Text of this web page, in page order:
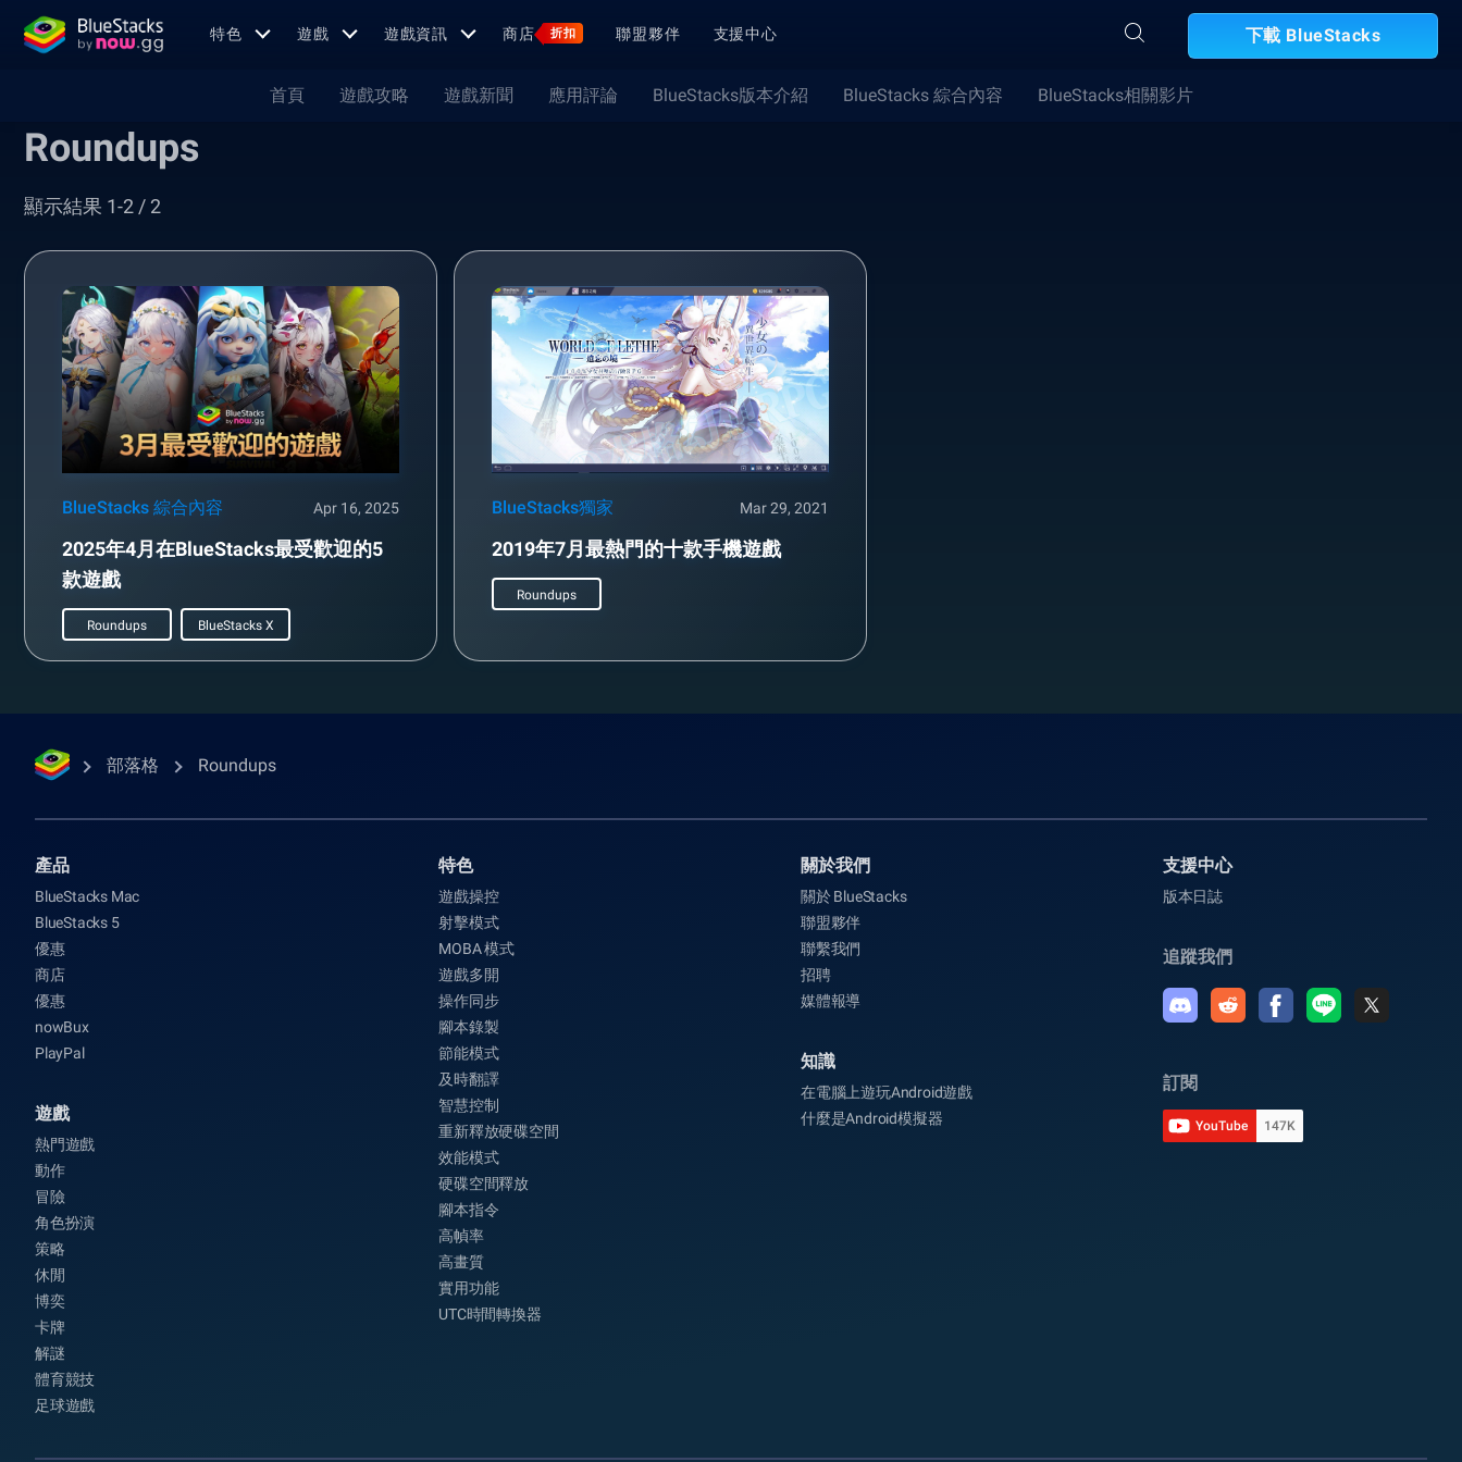
特色 遊戲 遊戲資訊 商店 折扣 聯盟夥伴 支援中心 下載 BlueStacks
首頁 遊戲攻略 遊戲新聞 應用評論 BlueStacks版本介紹 BlueStacks 綜合內容 BlueStacks相關影片
Roundups
顯示結果 1-2 / 2
BlueStacks 綜合內容 Apr 16, 2025
2025年4月在BlueStacks最受歡迎的5
款遊戲
Roundups BlueStacks X
BlueStacks獨家 Mar 29, 2021
2019年7月最熱門的十款手機遊戲
Roundups
部落格 Roundups
產品
BlueStacks Mac
BlueStacks 5
優惠
商店
優惠
nowBux
PlayPal
遊戲
熱門遊戲
動作
冒險
角色扮演
策略
休閒
博奕
卡牌
解謎
體育競技
足球遊戲
特色
遊戲操控
射擊模式
MOBA 模式
遊戲多開
操作同步
腳本錄製
節能模式
及時翻譯
智慧控制
重新釋放硬碟空間
效能模式
硬碟空間釋放
腳本指令
高幀率
高畫質
實用功能
UTC時間轉換器
關於我們
關於 BlueStacks
聯盟夥伴
聯繫我們
招聘
媒體報導
知識
在電腦上遊玩Android遊戲
什麼是Android模擬器
支援中心
版本日誌
追蹤我們
訂閱
YouTube 147K